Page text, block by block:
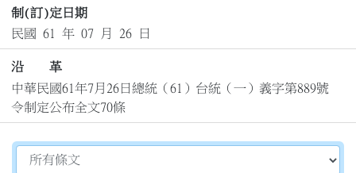
制(訂)定日期
民國 61 年 07 月 26 日
沿 革
中華民國61年7月26日總統（61）台統（一）義字第889號
令制定公布全文70條
切換選擇法規資訊內容